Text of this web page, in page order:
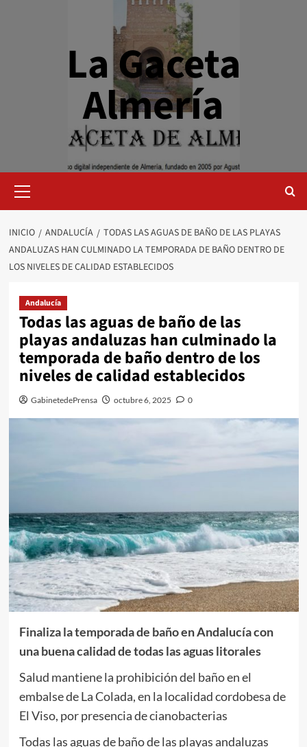
La Gaceta
Almería
primario
INICIO ANDALUCÍA
TODAS LAS AGUAS DE BAÑO DE LAS PLAYAS
ANDALUZAS HAN CULMINADO LA TEMPORADA DE BAÑO DENTRO DE
LOS NIVELES DE CALIDAD ESTABLECIDOS
Andalucía
Todas las aguas de baño de las
playas andaluzas han culminado la
temporada de baño dentro de los
niveles de calidad establecidos
GabinetedePrensa octubre 6, 2025 0
Finaliza la temporada de baño en Andalucía con
una buena calidad de todas las aguas litorales
Salud mantiene la prohibición del baño en el
embalse de La Colada, en la localidad cordobesa de
El Viso, por presencia de cianobacterias
Todas las aguas de baño de las playas andaluzas